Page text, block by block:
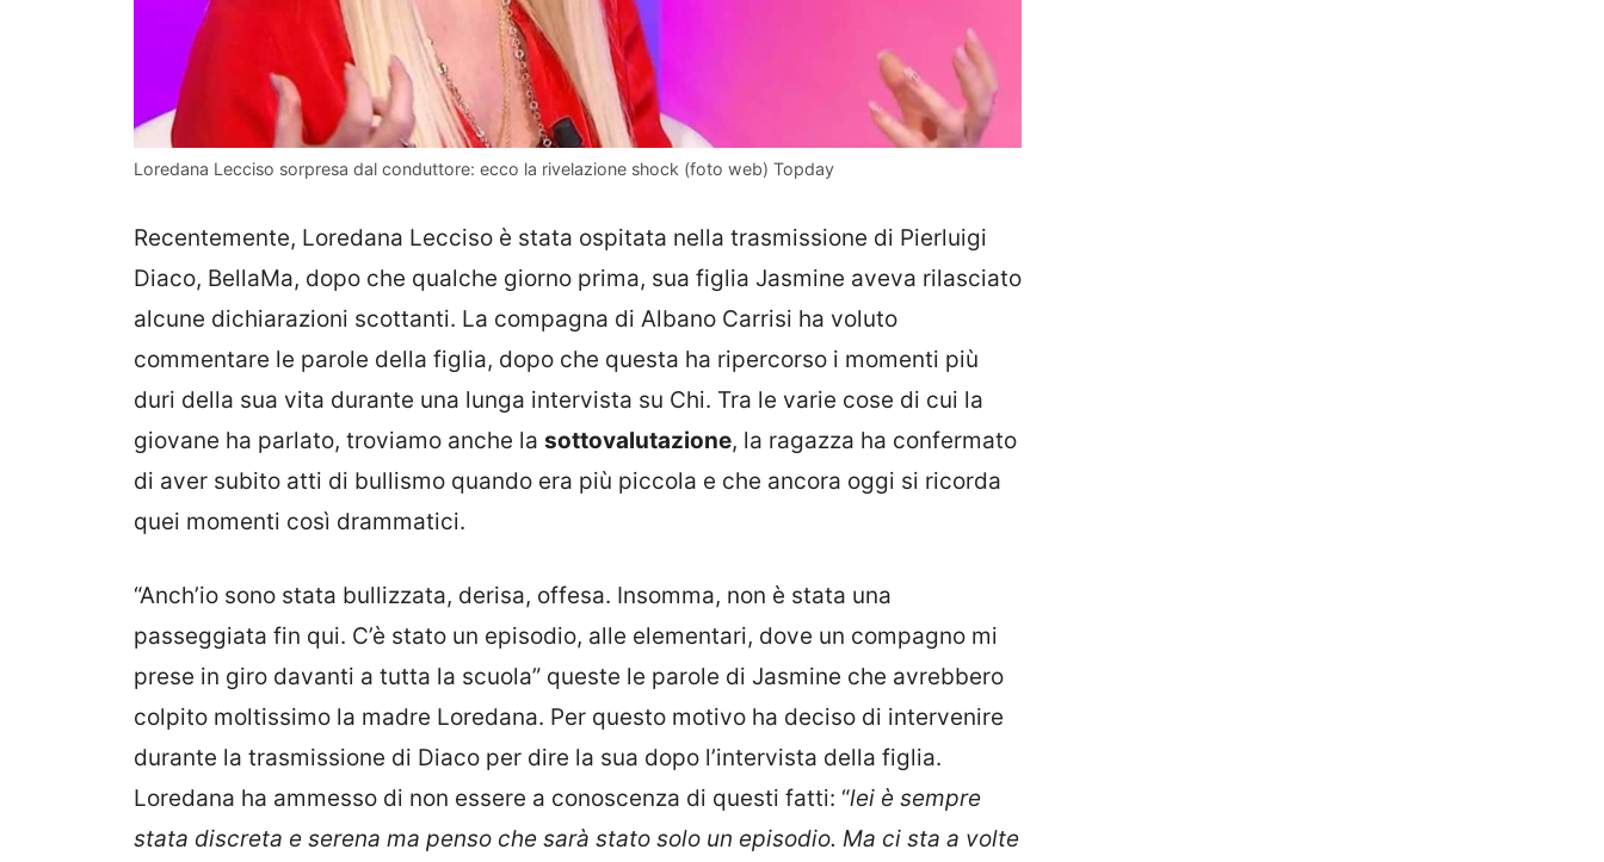
Loredana Lecciso sorpresa dal conduttore: ecco la rivelazione shock (foto web) Topday
Recentemente, Loredana Lecciso è stata ospitata nella trasmissione di Pierluigi
Diaco, BellaMa, dopo che qualche giorno prima, sua figlia Jasmine aveva rilasciato
alcune dichiarazioni scottanti. La compagna di Albano Carrisi ha voluto
commentare le parole della figlia, dopo che questa ha ripercorso i momenti più
duri della sua vita durante una lunga intervista su Chi. Tra le varie cose di cui la
giovane ha parlato, troviamo anche la sottovalutazione, la ragazza ha confermato
di aver subito atti di bullismo quando era più piccola e che ancora oggi si ricorda
quei momenti così drammatici.
“Anch’io sono stata bullizzata, derisa, offesa. Insomma, non è stata una
passeggiata fin qui. C’è stato un episodio, alle elementari, dove un compagno mi
prese in giro davanti a tutta la scuola” queste le parole di Jasmine che avrebbero
colpito moltissimo la madre Loredana. Per questo motivo ha deciso di intervenire
durante la trasmissione di Diaco per dire la sua dopo l’intervista della figlia.
Loredana ha ammesso di non essere a conoscenza di questi fatti: “lei è sempre
stata discreta e serena ma penso che sarà stato solo un episodio. Ma ci sta a volte